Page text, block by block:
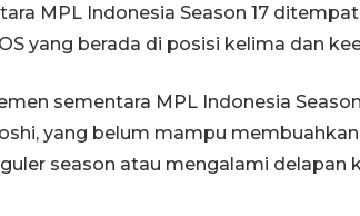
MPL Indonesia Season 17
yang berada di posisi kelima dan
sementara MPL Indonesia
yang belum mampu
season atau mengalami delapan
UPACARA HUT
REPUBLIK
17 Agustus 2023 15:58